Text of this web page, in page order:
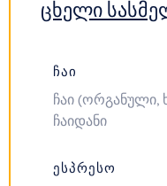
ცხელი
ᲩᲐᲘ
ჩაი
ჩაიდანი
ᲔᲡᲞᲠᲔᲡᲝ